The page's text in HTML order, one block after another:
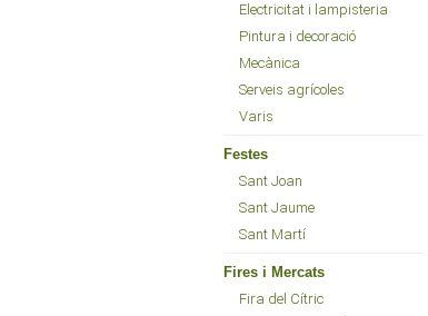
Electricitat i lampisteria
Pintura i decoració
Mecànica
Serveis agrícoles
Varis
Festes
Sant Joan
Sant Jaume
Sant Martí
Fires i Mercats
Fira del Cítric